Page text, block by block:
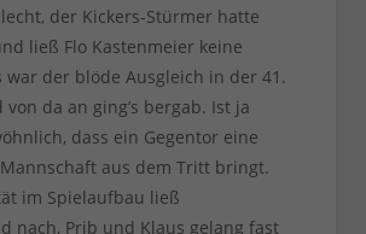
der Kickers-Stürmer hatte
ließ Flo Kastenmeier keine
war der blöde Ausgleich in der 41.
da an ging’s bergab. Ist ja
dass ein Gegentor eine
aus dem Tritt bringt.
im Spielaufbau ließ
nach, Prib und Klaus gelang fast